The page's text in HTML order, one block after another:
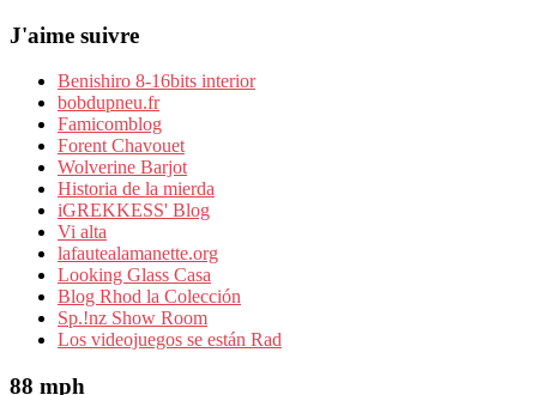
J'aime suivre
Benishiro 8-16bits interior
bobdupneu.fr
Famicomblog
Forent Chavouet
Wolverine Barjot
Historia de la mierda
iGREKKESS' Blog
Vi alta
lafautealamanette.org
Looking Glass Casa
Blog Rhod la Colección
Sp.!nz Show Room
Los videojuegos se están Rad
88 mph